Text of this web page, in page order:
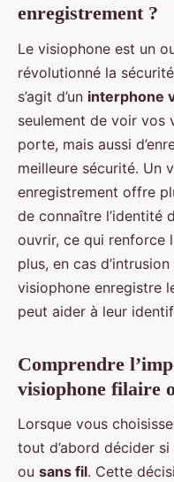
enregistrement ?
Le visiophone est un
révolutionné la
s’agit d’un interphone
seulement de voir vos
porte, mais aussi
meilleure sécurité. Un
enregistrement offre
de connaître l’identité
ouvrir, ce qui renforce
plus, en cas
visiophone enregistre
peut aider à leur
Comprendre
visiophone filaire
Lorsque vous
tout d’abord décider
ou sans fil. Cette